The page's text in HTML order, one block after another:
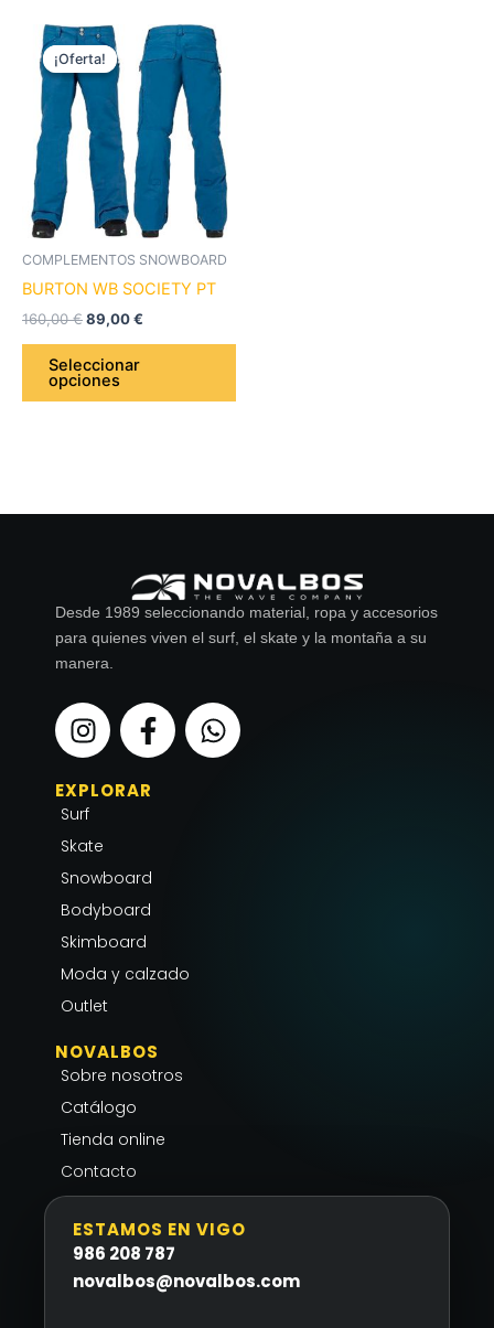
¡Oferta!
¡Oferta!
COMPLEMENTOS SNOWBOARD
BURTON WB SOCIETY PT
160,00€
El
precio
original
160,00 €.
89,00€
El
precio
es:
89,00 €.
Seleccionar
opciones
producto
Desde 1989 seleccionando material, ropa y accesorios
para quienes viven el surf, el skate y la montaña a su
manera.
I
n
s
t
a
g
r
a
m
F
a
c
e
o
k
f
W
h
a
EXPLORAR
Surf
Skate
Snowboard
Bodyboard
Skimboard
Moda y calzado
Outlet
NOVALBOS
Sobre nosotros
Catálogo
Tienda online
Contacto
ESTAMOS EN VIGO
986 208 787
novalbos@novalbos.com